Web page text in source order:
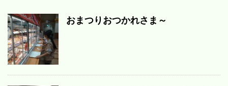
おまつりおつかれさま～